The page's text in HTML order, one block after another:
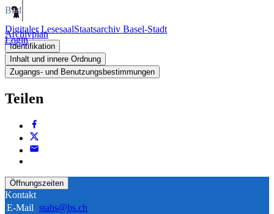
Digitaler LesesaalStaatsarchiv Basel-Stadt
Login
Bild
Archivplan
Identifikation
Inhalt und innere Ordnung
Zugangs- und Benutzungsbestimmungen
Teilen
Öffnungszeiten
Kontakt
E-Mail stabs@bs.ch